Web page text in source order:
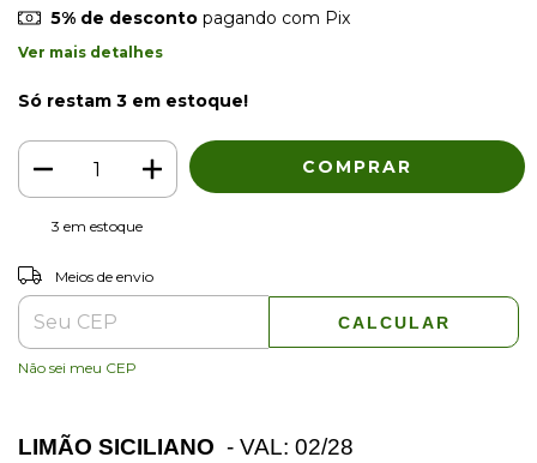
5% de descontopagando com Pix
Ver mais detalhes
Só restam 3 em estoque!
3 em estoque
Entregas para o CEP:
Meios de envio
CALCULAR
Não sei meu CEP
LIMÃO SICILIANO - VAL: 02/28